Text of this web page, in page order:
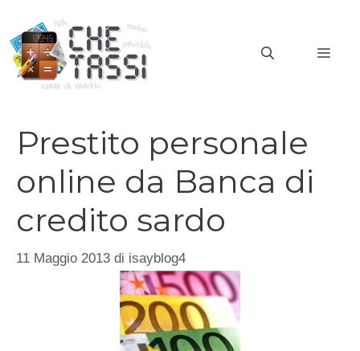
contenuto
Prestito personale
online da Banca di
credito sardo
11 Maggio 2013 di isayblog4